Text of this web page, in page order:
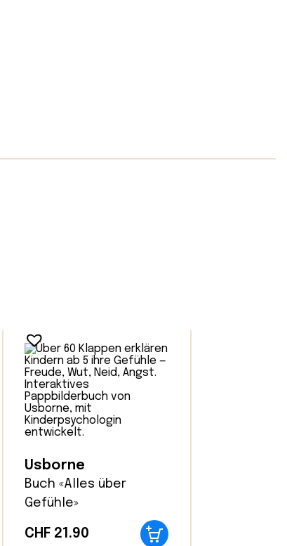
Usborne
Buch «Alles über
Gefühle»
CHF 21.90